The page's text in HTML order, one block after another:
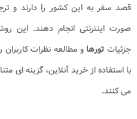
قصد سفر به این کشور را دارند و
صورت اینترنتی انجام دهند. این
جزئیات تورهاو مطالعه نظرات
با استفاده از خرید آنلاین، گزینه ای
می کنند.